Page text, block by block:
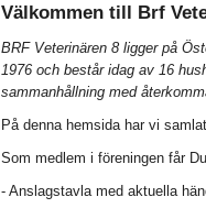
Välkommen till Brf
BRF Veterinären 8 ligger på
1976 och består idag av 16
sammanhållning med
På denna hemsida har vi
Som medlem i föreningen får
- Anslagstavla med aktuella